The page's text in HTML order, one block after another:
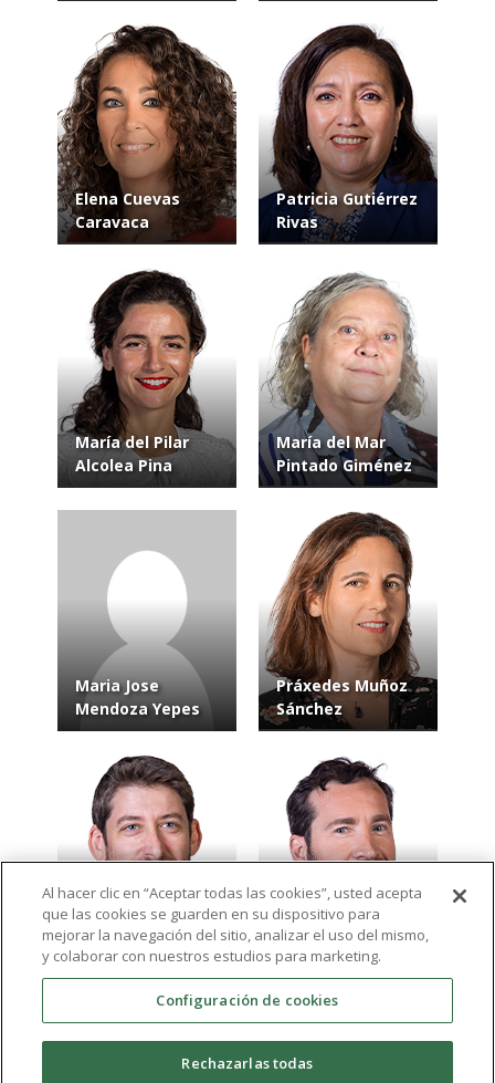
Elena Cuevas
Caravaca
Patricia Gutiérrez
Rivas
María del Pilar
Alcolea Pina
María del Mar
Pintado Giménez
Maria Jose
Mendoza Yepes
Práxedes Muñoz
Sánchez
José Manuel
Azorín Delegido
Enrique Mena
García
Al hacer clic en “Aceptar todas las cookies”, usted acepta
que las cookies se guarden en su dispositivo para
mejorar la navegación del sitio, analizar el uso del mismo,
y colaborar con nuestros estudios para marketing.
Configuración de cookies
Rechazarlas todas